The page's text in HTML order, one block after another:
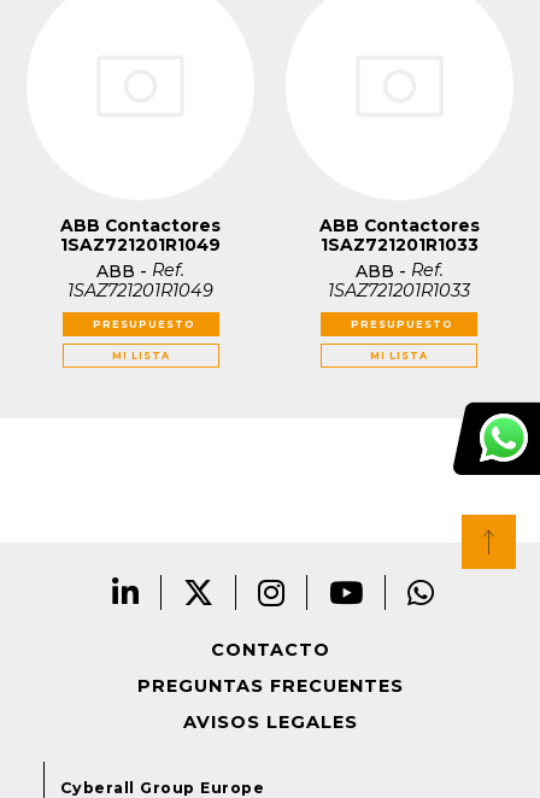
ABB Contactores
1SAZ721201R1049
ABB - Ref.
1SAZ721201R1049
PRESUPUESTO
MI LISTA
ABB Contactores
1SAZ721201R1033
ABB - Ref.
1SAZ721201R1033
PRESUPUESTO
MI LISTA
CONTACTO
PREGUNTAS FRECUENTES
AVISOS LEGALES
Cyberall Group Europe